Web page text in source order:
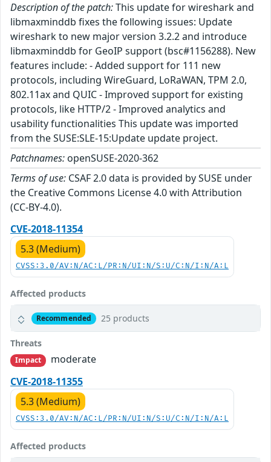
Description of the patch:This update for wireshark and
libmaxminddb fixes the following issues: Update
wireshark to new major version 3.2.2 and introduce
libmaxminddb for GeoIP support (bsc#1156288). New
features include: - Added support for 111 new
protocols, including WireGuard, LoRaWAN, TPM 2.0,
802.11ax and QUIC - Improved support for existing
protocols, like HTTP/2 - Improved analytics and
usability functionalities This update was imported
from the SUSE:SLE-15:Update update project.
Patchnames: openSUSE-2020-362
Terms of use: CSAF 2.0 data is provided by SUSE under
the Creative Commons License 4.0 with Attribution
(CC-BY-4.0).
CVE-2018-11354
5.3 (Medium)
CVSS:3.0/AV:N/AC:L/PR:N/UI:N/S:U/C:N/I:N/A:L
Affected products
Recommended 25 products
Threats
Impact
moderate
CVE-2018-11355
5.3 (Medium)
CVSS:3.0/AV:N/AC:L/PR:N/UI:N/S:U/C:N/I:N/A:L
Affected products